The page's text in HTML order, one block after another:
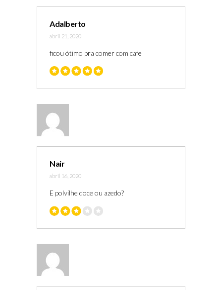
Adalberto
abril 21, 2020
ficou ótimo pra comer com cafe
Nair
abril 16, 2020
E polvilhe doce ou azedo?